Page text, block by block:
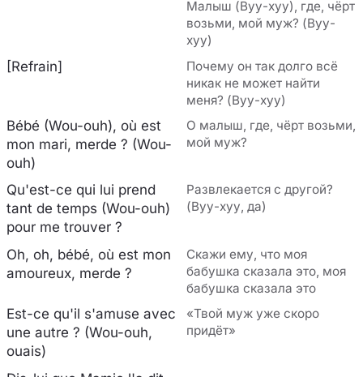
Малыш (Вуу-хуу), где, чёрт
возьми, мой муж? (Вуу-
хуу)
[Refrain]
Почему он так долго всё
никак не может найти
меня? (Вуу-хуу)
Bébé (Wou-ouh), où est
mon mari, merde ? (Wou-
ouh)
О малыш, где, чёрт возьми,
мой муж?
Qu'est-ce qui lui prend
tant de temps (Wou-ouh)
pour me trouver ?
Развлекается с другой?
(Вуу-хуу, да)
Oh, oh, bébé, où est mon
amoureux, merde ?
Скажи ему, что моя
бабушка сказала это, моя
бабушка сказала это
Est-ce qu'il s'amuse avec
une autre ? (Wou-ouh,
ouais)
«Твой муж уже скоро
придёт»